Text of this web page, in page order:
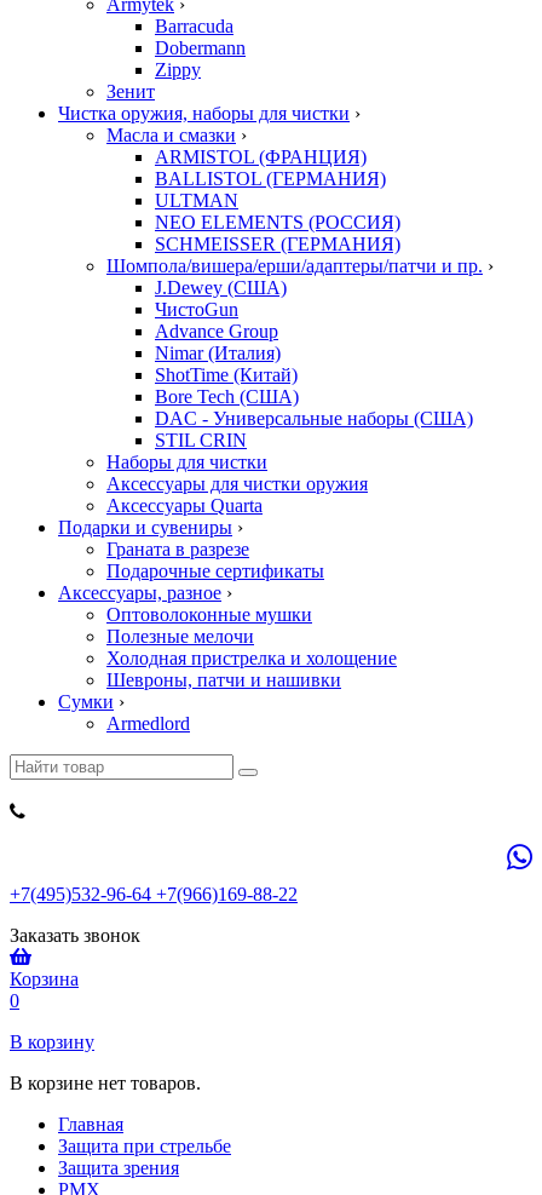
Armytek ›
Barracuda
Dobermann
Zippy
Зенит
Чистка оружия, наборы для чистки ›
Масла и смазки ›
ARMISTOL (ФРАНЦИЯ)
BALLISTOL (ГЕРМАНИЯ)
ULTMAN
NEO ELEMENTS (РОССИЯ)
SCHMEISSER (ГЕРМАНИЯ)
Шомпола/вишера/ерши/адаптеры/патчи и пр. ›
J.Dewey (США)
ЧистоGun
Advance Group
Nimar (Италия)
ShotTime (Китай)
Bore Tech (США)
DAC - Универсальные наборы (США)
STIL CRIN
Наборы для чистки
Аксессуары для чистки оружия
Аксессуары Quarta
Подарки и сувениры ›
Граната в разрезе
Подарочные сертификаты
Аксессуары, разное ›
Оптоволоконные мушки
Полезные мелочи
Холодная пристрелка и холощение
Шевроны, патчи и нашивки
Сумки ›
Armedlord
+7(495)532-96-64 +7(966)169-88-22
Заказать звонок
Корзина
0
В корзину
В корзине нет товаров.
Главная
Защита при стрельбе
Защита зрения
PMX